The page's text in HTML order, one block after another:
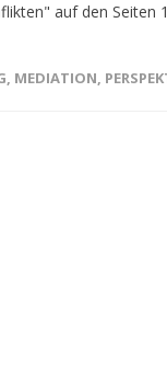
auf den
, MEDIATION,